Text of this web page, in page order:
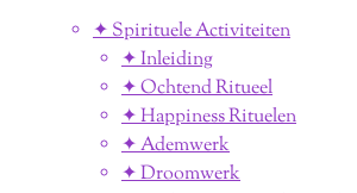
✦ Spirituele Activiteiten
✦ Inleiding
✦ Ochtend Ritueel
✦ Happiness Rituelen
✦ Ademwerk
✦ Droomwerk